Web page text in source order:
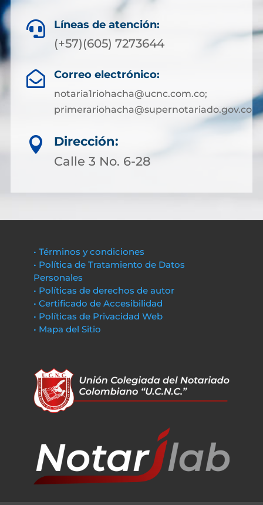
 Líneas de atención:
(+57)(605) 7273644
 Correo electrónico:
notaria1riohacha@ucnc.com.co;
primerariohacha@supernotariado.gov.co

Dirección:
Calle 3 No. 6-28
• Términos y condiciones
• Política de Tratamiento de Datos
Personales
• Políticas de derechos de autor
• Certificado de Accesibilidad
• Políticas de Privacidad Web
• Mapa del Sitio